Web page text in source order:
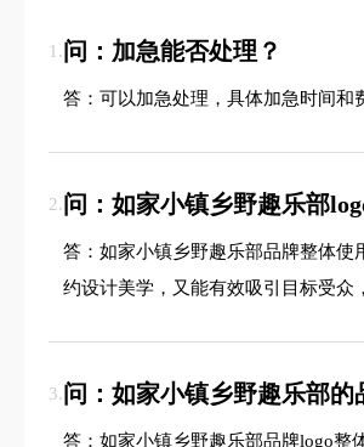
1.问：加急能否处理？
答：可以加急处理，具体加急时间和
2.问：如家小镇乡野趣乐部
答：如家小镇乡野趣乐部品牌整体
约设计美学，又能有效吸引目标受众
3.问：如家小镇乡野趣乐部的
答：如家小镇乡野趣乐部品牌logo整